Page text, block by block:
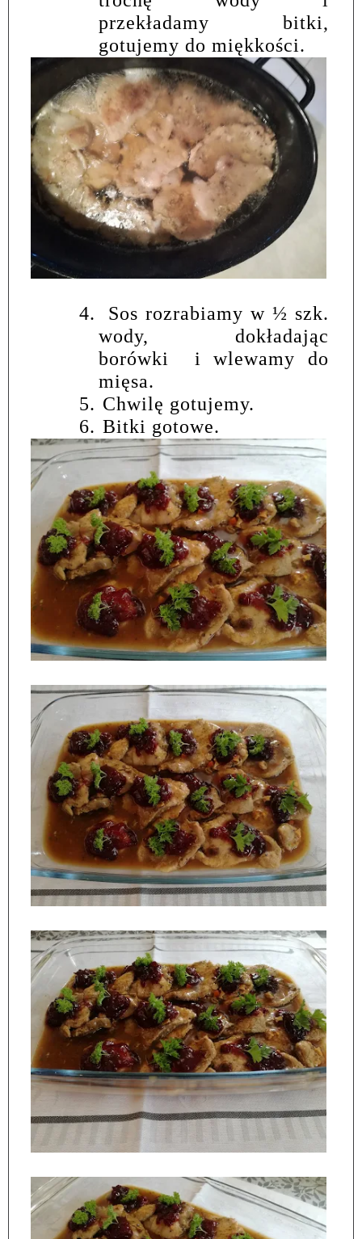
przekładamy bitki,
gotujemy do miękkości.
4.
Sos rozrabiamy w ½ szk.
wody, dokładając
borówki
i wlewamy do
mięsa.
5. Chwilę gotujemy.
6. Bitki gotowe.